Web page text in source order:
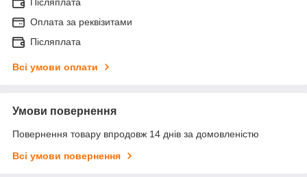
Післяплата
Оплата за реквізитами
Післяплата
Всі умови оплати
Умови повернення
Повернення товару впродовж 14 днів за домовленістю
Всі умови повернення